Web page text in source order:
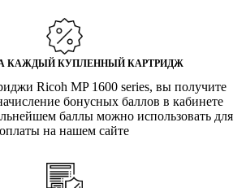
КАЖДЫЙ КУПЛЕННЫЙ КАРТРИДЖ
Ricoh MP 1600 series, вы получите
бонусных баллов в кабинете
баллы можно использовать для
оплаты на нашем сайте